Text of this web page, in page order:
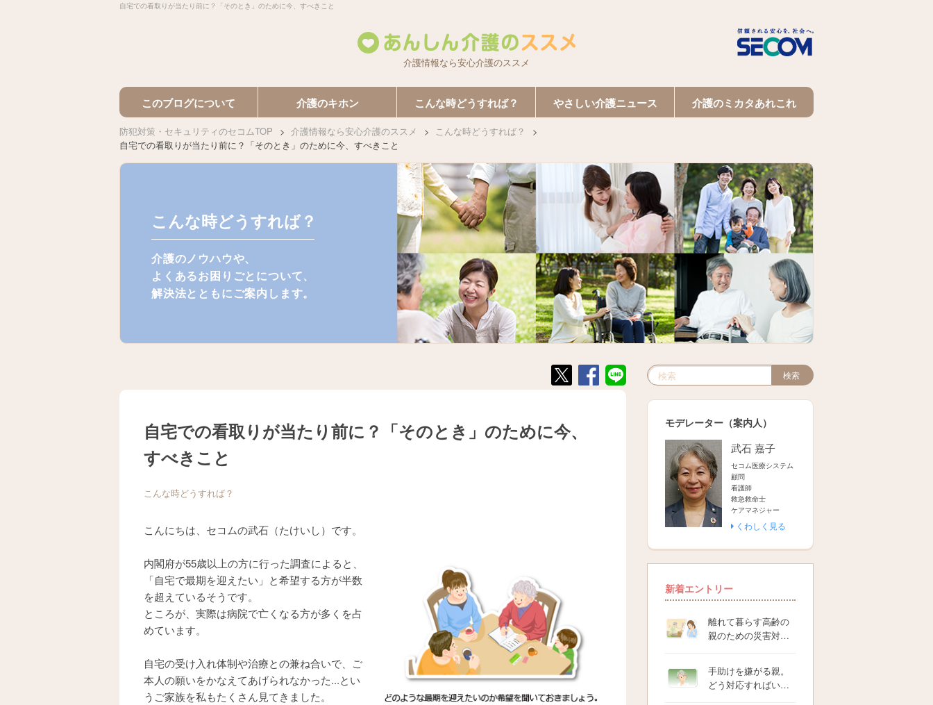
自宅での看取りが当たり前に？「そのとき」のために今、すべきこと
介護情報なら安心介護のススメ
このブログについて 介護のキホン こんな時どうすれば？ やさしい介護ニュース 介護のミカタあれこれ
防犯対策・セキュリティのセコムTOP 介護情報なら安心介護のススメ
こんな時どうすれば？
自宅での看取りが当たり前に？「そのとき」のために今、すべきこと
こんな時どうすれば？
介護のノウハウや、
よくあるお困りごとについて、
解決法とともにご案内します。
自宅での看取りが当たり前に？「そのとき」のために今、
すべきこと
こんな時どうすれば？
こんにちは、セコムの武石（たけいし）です。
内閣府が55歳以上の方に行った調査によると、
「自宅で最期を迎えたい」と希望する方が半数
を超えているそうです。
ところが、実際は病院で亡くなる方が多くを占
めています。
自宅の受け入れ体制や治療との兼ね合いで、ご
本人の願いをかなえてあげられなかった...とい
うご家族を私もたくさん見てきました。
検索キーワード入力
検索
モデレーター（案内人）
武石 嘉子
セコム医療システム
顧問
看護師
救急救命士
ケアマネジャー
くわしく見る
新着エントリー
離れて暮らす高齢の
親のための災害対…
手助けを嫌がる親。
どう対応すればい…